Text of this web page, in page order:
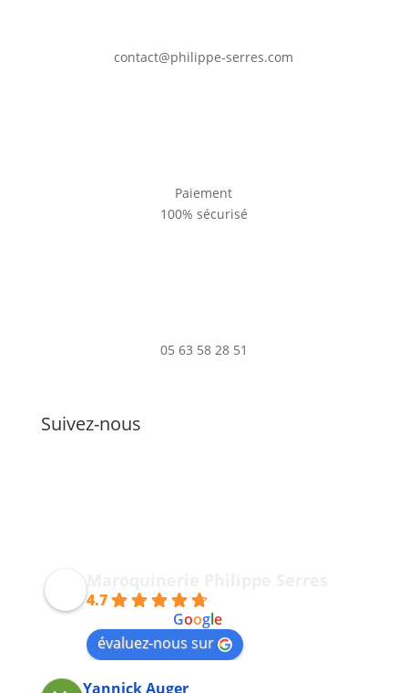
contact@philippe-serres.com
Paiement
100% sécurisé
05 63 58 28 51
Suivez-nous
Maroquinerie Philippe Serres
4.7
Google
évaluez-nous sur
Yannick Auger